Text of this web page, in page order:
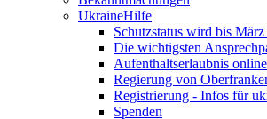
UkraineHilfe
Schutzstatus wird bis
Die wichtigsten
Aufenthaltserlaubnis
Regierung von
Registrierung - Infos für
Spenden